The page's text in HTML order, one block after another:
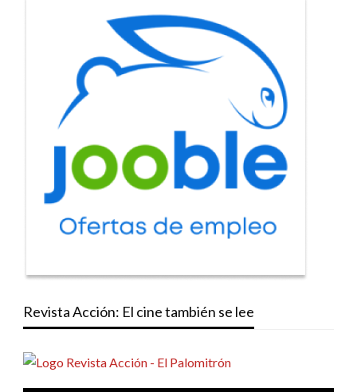
Revista Acción: El cine también se lee